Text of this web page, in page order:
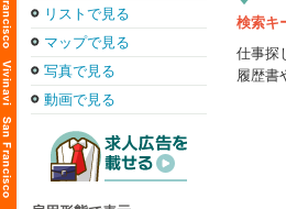
リストで見る
マップで見る
写真で見る
動画で見る
検索キ
仕事探
履歴書